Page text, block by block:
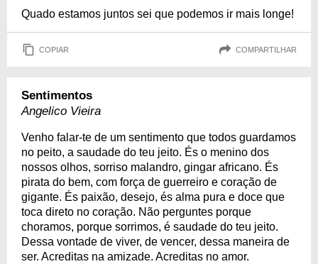
Quado estamos juntos sei que podemos ir mais longe!
COPIAR COMPARTILHAR
Sentimentos
Angelico Vieira
Venho falar-te de um sentimento que todos guardamos
no peito, a saudade do teu jeito. És o menino dos
nossos olhos, sorriso malandro, gingar africano. És
pirata do bem, com força de guerreiro e coração de
gigante. És paixão, desejo, és alma pura e doce que
toca direto no coração. Não perguntes porque
choramos, porque sorrimos, é saudade do teu jeito.
Dessa vontade de viver, de vencer, dessa maneira de
ser. Acreditas na amizade. Acreditas no amor.